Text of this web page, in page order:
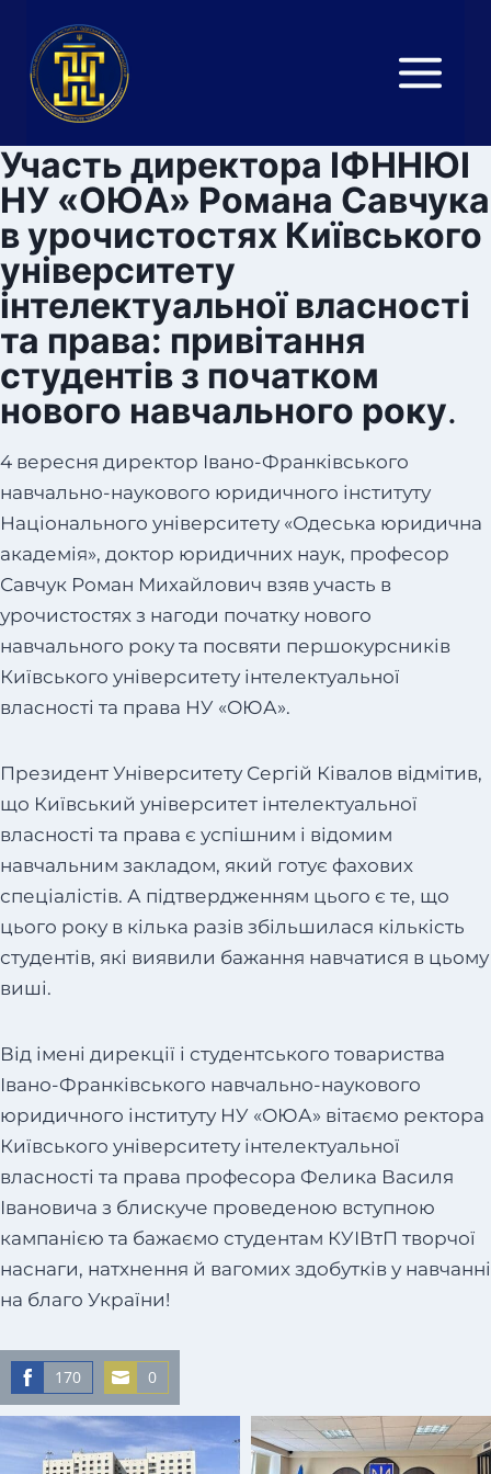
вмісту
Участь директора ІФННЮІ
НУ «ОЮА» Романа Савчука
в урочистостях Київського
університету
інтелектуальної власності
та права: привітання
студентів з початком
нового навчального року.
4 вересня директор Івано-Франківського
навчально-наукового юридичного інституту
Національного університету «Одеська юридична
академія», доктор юридичних наук, професор
Савчук Роман Михайлович взяв участь в
урочистостях з нагоди початку нового
навчального року та посвяти першокурсників
Київського університету інтелектуальної
власності та права НУ «ОЮА».
Президент Університету Сергій Ківалов відмітив,
що Київський університет інтелектуальної
власності та права є успішним і відомим
навчальним закладом, який готує фахових
спеціалістів. А підтвердженням цього є те, що
цього року в кілька разів збільшилася кількість
студентів, які виявили бажання навчатися в цьому
виші.
Від імені дирекції і студентського товариства
Івано-Франківського навчально-наукового
юридичного інституту НУ «ОЮА» вітаємо ректора
Київського університету інтелектуальної
власності та права професора Фелика Василя
Івановича з блискуче проведеною вступною
кампанією та бажаємо студентам КУІВтП творчої
наснаги, натхнення й вагомих здобутків у навчанні
на благо України!
170
S
h
a
0
S
h
a